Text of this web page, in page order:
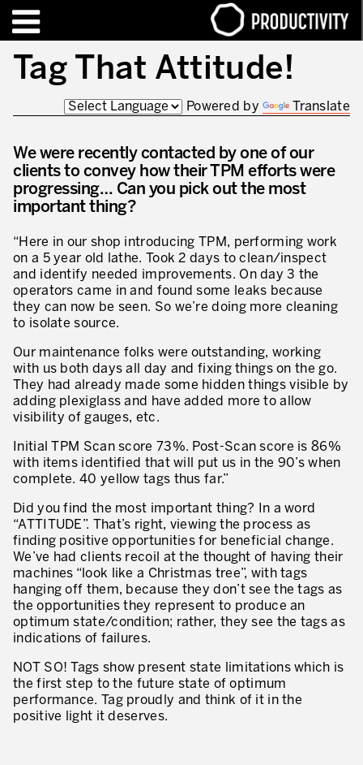
EN FR
FORMATIONS – CERTIFICATIONS
TALKS OF MOTION™
Editorial
Nous sommes Productivity!
Notre mission – Enterprise in motion™
Excellence opérationnelle
Innovation by Productivity™
Leadership et culture
Un héritage de 40 ans d’expérience
Nos clients – Expérience et résultats
Nos consultants et formateurs
Notre présence dans le monde
GUIDER LA TRANSFORMATION
Guider la transformation de l’entreprise
Développer votre compétitivité
Construire l’entreprise Lean
motion™ by Productivity
Management de la performance
Contact Productivity
PIÈCE JOINTE
J'AUTORISE PRODUCTIVITY À M'ENVOYER DES E-MAILS.
Tag That Attitude!
Powered by Translate
We were recently contacted by one of our
clients to convey how their TPM efforts were
progressing… Can you pick out the most
important thing?
“Here in our shop introducing TPM, performing work
on a 5 year old lathe. Took 2 days to clean/inspect
and identify needed improvements. On day 3 the
operators came in and found some leaks because
they can now be seen. So we’re doing more cleaning
to isolate source.
Our maintenance folks were outstanding, working
with us both days all day and fixing things on the go.
They had already made some hidden things visible by
adding plexiglass and have added more to allow
visibility of gauges, etc.
Initial TPM Scan score 73%. Post-Scan score is 86%
with items identified that will put us in the 90’s when
complete. 40 yellow tags thus far.”
Did you find the most important thing? In a word
“ATTITUDE”. That’s right, viewing the process as
finding positive opportunities for beneficial change.
We’ve had clients recoil at the thought of having their
machines “look like a Christmas tree”, with tags
hanging off them, because they don’t see the tags as
the opportunities they represent to produce an
optimum state/condition; rather, they see the tags as
indications of failures.
NOT SO! Tags show present state limitations which is
the first step to the future state of optimum
performance. Tag proudly and think of it in the
positive light it deserves.